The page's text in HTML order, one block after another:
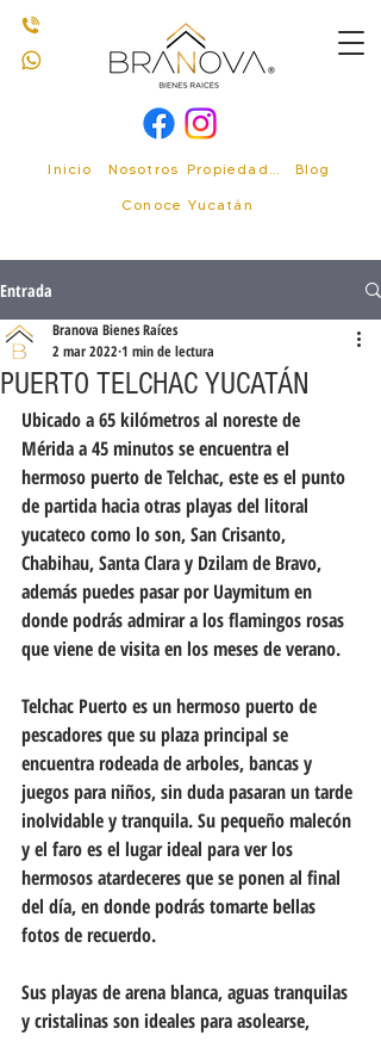
Inicio Nosotros
Blog
Conoce Yucatán
Entrada
PUERTO TELCHAC YUCATÁN
Branova Bienes Raíces
2 mar 2022 1 min de lectura
Ubicado a 65 kilómetros al noreste de
Mérida a 45 minutos se encuentra el
hermoso puerto de Telchac, este es el punto
de partida hacia otras playas del litoral
yucateco como lo son, San Crisanto,
Chabihau, Santa Clara y Dzilam de Bravo,
además puedes pasar por Uaymitum en
donde podrás admirar a los flamingos rosas
que viene de visita en los meses de verano.
Telchac Puerto es un hermoso puerto de
pescadores que su plaza principal se
encuentra rodeada de arboles, bancas y
juegos para niños, sin duda pasaran un tarde
inolvidable y tranquila. Su pequeño malecón
y el faro es el lugar ideal para ver los
hermosos atardeceres que se ponen al final
del día, en donde podrás tomarte bellas
fotos de recuerdo.
Sus playas de arena blanca, aguas tranquilas
y cristalinas son ideales para asolearse,